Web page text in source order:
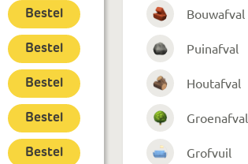
Bestel
Bestel
Bestel
Bestel
Bestel
Bouwafval
Puinafval
Houtafval
Groenafval
Grofvuil